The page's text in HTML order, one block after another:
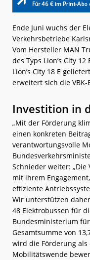
Ende Juni wuchs der
Verkehrsbetriebe
Vom Hersteller MAN
des Typs Lion’s City
Lion’s City 18 E
erweitert sich die VBK-
Investition in
„Mit der Förderung
einen konkreten
verantwortungsvolle
Schnieder weiter:
mit ihrem
effiziente
Wir unterstützen
48 Elektrobussen für
Bundesministerium
Gesamtsumme von
wird die Förderung
Mobilitätswende